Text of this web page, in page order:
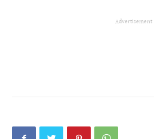
Advertisement